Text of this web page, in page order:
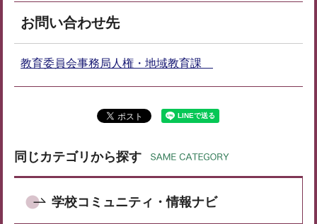
お問い合わせ先
教育委員会事務局人権・地域教育課
同じカテゴリから探す
学校コミュニティ・情報ナビ